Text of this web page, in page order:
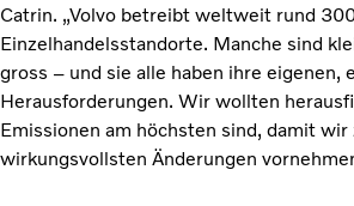
Catrin. „Volvo betreibt weltweit rund
Einzelhandelsstandorte. Manche sind
gross – und sie alle haben ihre eigenen,
Herausforderungen. Wir wollten
Emissionen am höchsten sind, damit wir
wirkungsvollsten Änderungen